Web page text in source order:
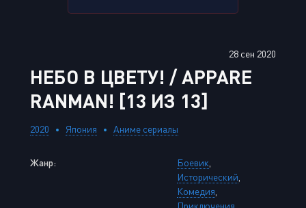
28 сен 2020
НЕБО В ЦВЕТУ! / APPARE
RANMAN! [13 ИЗ 13]
2020 Япония Аниме сериалы
Жанр: Боевик
Исторический
Комедия
Приключения